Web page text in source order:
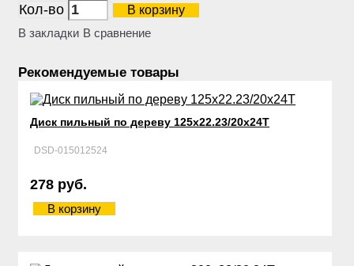
Кол-во
В корзину
В закладки В сравнение
Рекомендуемые товары
Диск пильный по дереву 125х22.23/20х24Т
DSD-015012524
278 руб.
В корзину